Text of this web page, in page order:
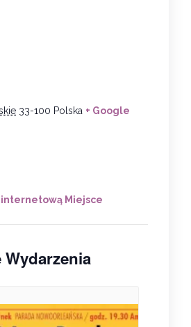
33-100 Polska + Google
Miejsce
Wydarzenia